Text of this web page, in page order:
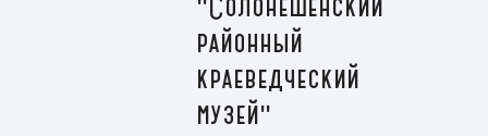
"Солонешенский
районный
краеведческий
музей"